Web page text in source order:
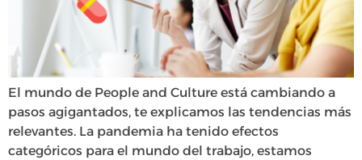
El mundo de People and Culture está cambiando a
pasos agigantados, te explicamos las tendencias más
relevantes. La pandemia ha tenido efectos
categóricos para el mundo del trabajo, estamos